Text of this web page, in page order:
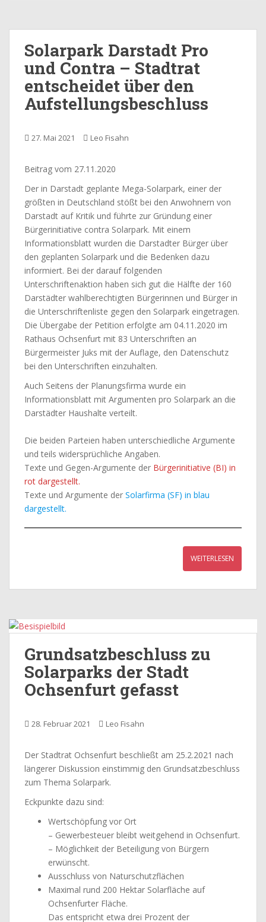
Solarpark Darstadt Pro
und Contra – Stadtrat
entscheidet über den
Aufstellungsbeschluss
27. Mai 2021 Leo Fisahn
Beitrag vom 27.11.2020
Der in Darstadt geplante Mega-Solarpark, einer der
größten in Deutschland stößt bei den Anwohnern von
Darstadt auf Kritik und führte zur Gründung einer
Bürgerinitiative contra Solarpark. Mit einem
Informationsblatt wurden die Darstadter Bürger über
den geplanten Solarpark und die Bedenken dazu
informiert. Bei der darauf folgenden
Unterschriftenaktion haben sich gut die Hälfte der 160
Darstädter wahlberechtigten Bürgerinnen und Bürger in
die Unterschriftenliste gegen den Solarpark eingetragen.
Die Übergabe der Petition erfolgte am 04.11.2020 im
Rathaus Ochsenfurt mit 83 Unterschriften an
Bürgermeister Juks mit der Auflage, den Datenschutz
bei den Unterschriften einzuhalten.
Auch Seitens der Planungsfirma wurde ein
Informationsblatt mit Argumenten pro Solarpark an die
Darstädter Haushalte verteilt.
Die beiden Parteien haben unterschiedliche Argumente
und teils widersprüchliche Angaben.
Texte und Gegen-Argumente der Bürgerinitiative (BI) in
rot dargestellt.
Texte und Argumente der Solarfirma (SF) in blau
dargestellt.
WEITERLESEN
Grundsatzbeschluss zu
Solarparks der Stadt
Ochsenfurt gefasst
28. Februar 2021 Leo Fisahn
Der Stadtrat Ochsenfurt beschließt am 25.2.2021 nach
längerer Diskussion einstimmig den Grundsatzbeschluss
zum Thema Solarpark.
Eckpunkte dazu sind:
Wertschöpfung vor Ort
– Gewerbesteuer bleibt weitgehend in Ochsenfurt.
– Möglichkeit der Beteiligung von Bürgern
erwünscht.
Ausschluss von Naturschutzflächen
Maximal rund 200 Hektar Solarfläche auf
Ochsenfurter Fläche.
Das entspricht etwa drei Prozent der